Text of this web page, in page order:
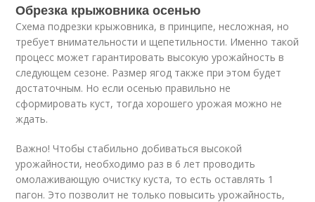
Обрезка крыжовника осенью
Схема подрезки крыжовника, в принципе, несложная, но
требует внимательности и щепетильности. Именно такой
процесс может гарантировать высокую урожайность в
следующем сезоне. Размер ягод также при этом будет
достаточным. Но если осенью правильно не
сформировать куст, тогда хорошего урожая можно не
ждать.
Важно! Чтобы стабильно добиваться высокой
урожайности, необходимо раз в 6 лет проводить
омолаживающую очистку куста, то есть оставлять 1
пагон. Это позволит не только повысить урожайность,